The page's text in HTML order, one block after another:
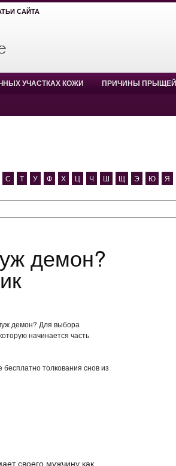
САЙТА
УЧАСТКАХ КОЖИ ПРИЧИНЫ ПРЫЩЕЙ
С Т У Ф Х Ц Ч Ш Щ Э Ю Я
демон? Для выбора
начинается часть
толкования снов из
своего мужчину как